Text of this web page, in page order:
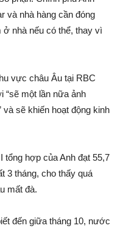
và nhà hàng cần đóng
nhà nếu có thể, thay vì
vực châu Âu tại RBC
“sẽ một lần nữa ảnh
sẽ khiến hoạt động kinh
tổng hợp của Anh đạt 55,7
3 tháng, cho thấy quá
mất đà.
đến giữa tháng 10, nước